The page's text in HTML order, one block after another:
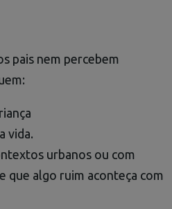
pais nem percebem
vida.
urbanos ou com
que algo ruim aconteça com